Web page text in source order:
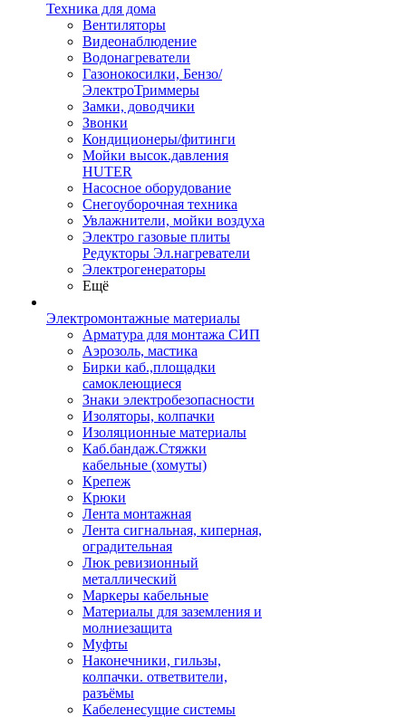
Техника для дома
Вентиляторы
Видеонаблюдение
Водонагреватели
Газонокосилки, Бензо/
ЭлектроТриммеры
Замки, доводчики
Звонки
Кондиционеры/фитинги
Мойки высок.давления
HUTER
Насосное оборудование
Снегоуборочная техника
Увлажнители, мойки воздуха
Электро газовые плиты
Редукторы Эл.нагреватели
Электрогенераторы
Ещё
Электромонтажные материалы
Арматура для монтажа СИП
Аэрозоль, мастика
Бирки каб.,площадки
самоклеющиеся
Знаки электробезопасности
Изоляторы, колпачки
Изоляционные материалы
Каб.бандаж.Стяжки
кабельные (хомуты)
Крепеж
Крюки
Лента монтажная
Лента сигнальная, киперная,
оградительная
Люк ревизионный
металлический
Маркеры кабельные
Материалы для заземления и
молниезащита
Муфты
Наконечники, гильзы,
колпачки. ответвители,
разъёмы
Кабеленесущие системы